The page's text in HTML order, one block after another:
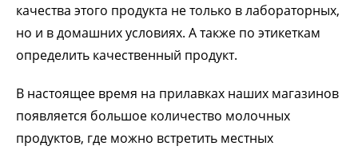
качества этого продукта не только в лабораторных,
но и в домашних условиях. А также по этикеткам
определить качественный продукт.
В настоящее время на прилавках наших магазинов
появляется большое количество молочных
продуктов, где можно встретить местных